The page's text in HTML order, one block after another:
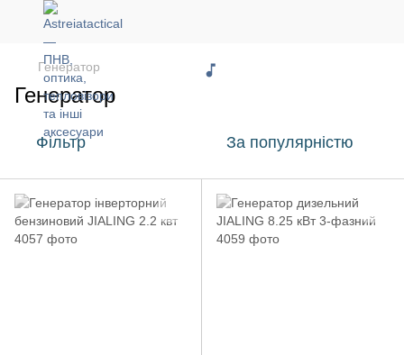
Генератор
Генератор
Фільтр За популярністю